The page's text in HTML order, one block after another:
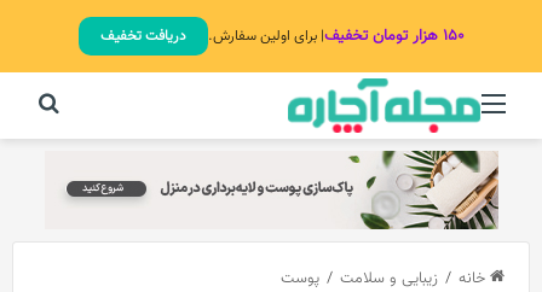
۱۵۰ هزار تومان تخفیف | برای اولین سفارش. دریافت تخفیف
منو
خانه / زیبایی و سلامت / پوست